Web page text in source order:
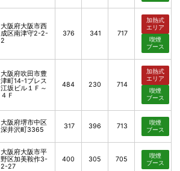
大阪府大阪市西
成区南津守2-2-
2
376 341 717
加熱式
エリア
喫煙
ブース
大阪府吹田市豊
津町14-1ブレス
江坂ビル１Ｆ～
４Ｆ
484 230 714
加熱式
エリア
喫煙
ブース
大阪府堺市中区
深井沢町3365
317 396 713
喫煙
ブース
大阪府大阪市平
野区加美鞍作3-
2-27
400 305 705
喫煙
ブース